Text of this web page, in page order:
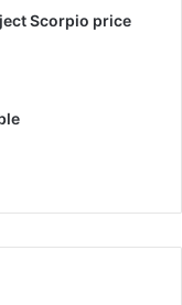
Scorpio price